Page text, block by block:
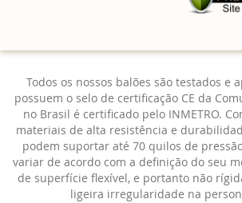
Todos os nossos balões são testados e
possuem o selo de certificação CE da
no Brasil é certificado pelo INMETRO.
materiais de alta resistência e
podem suportar até 70 quilos de
variar de acordo com a definição do seu
de superfície flexível, e portanto não
ligeira irregularidade na